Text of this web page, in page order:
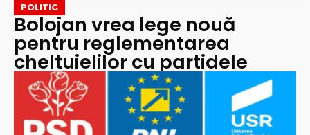
POLITIC
Bolojan vrea lege nouă
pentru reglementarea
cheltuielilor cu partidele